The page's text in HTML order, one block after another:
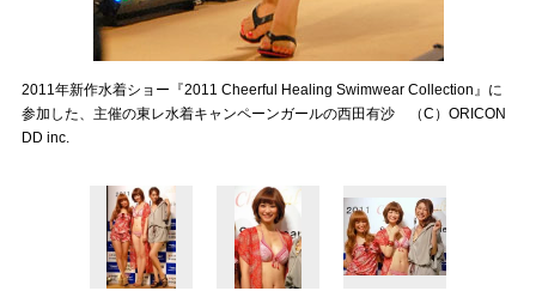
2011年新作水着ショー『2011 Cheerful Healing Swimwear Collection』に
参加した、主催の東レ水着キャンペーンガールの西田有沙 （C）ORICON
DD inc.